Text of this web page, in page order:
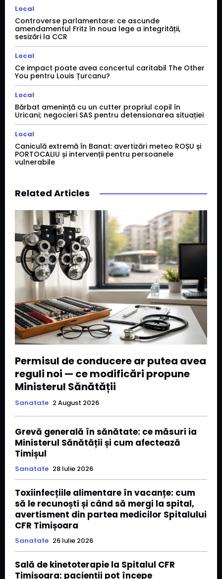
Local
Controverse parlamentare: ce ascunde
amendamentul Fritz în noua lege a integrității,
sesizări la CCR
Local
Ce impact poate avea concertul caritabil The Other
You pentru Louis Țurcanu?
Local
Bărbat amenință cu un cutter propriul copil în
Uricani; negocieri SAS pentru detensionarea situației
Local
Caniculă extremă în Banat: avertizări meteo ROȘU și
PORTOCALIU și intervenții pentru persoanele
vulnerabile
Related Articles
Permisul de conducere ar putea avea
reguli noi — ce modificări propune
Ministerul Sănătății
Sanatate 2 August 2026
Grevă generală în sănătate: ce măsuri ia
Ministerul Sănătății și cum afectează
Timișul
Sanatate 28 Iulie 2026
Toxiinfecțiile alimentare în vacanțe: cum
să le recunoști și când să mergi la spital,
avertisment din partea medicilor Spitalului
CFR Timișoara
Sanatate 26 Iulie 2026
Sală de kinetoterapie la Spitalul CFR
Timișoara: pacienții pot începe